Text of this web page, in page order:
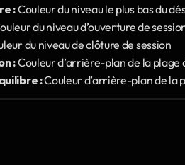
: Couleur du niveau le plus bas du
du niveau d’ouverture de
du niveau de clôture de session
: Couleur d’arrière-plan de la plage
: Couleur d’arrière-plan de la